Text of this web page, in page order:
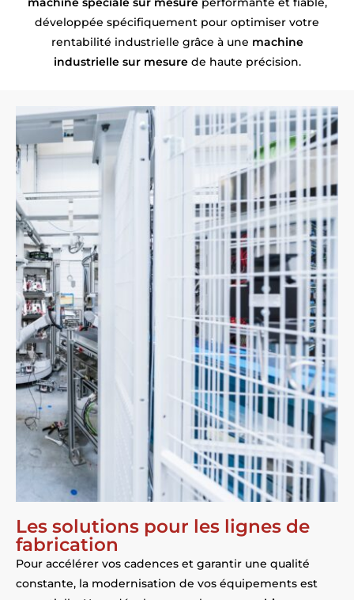
développée spécifiquement pour optimiser votre
rentabilité industrielle grâce à une machine
industrielle sur mesurede haute précision.
Les solutions pour les lignes de
fabrication
Pour accélérer vos cadences et garantir une qualité
constante, la modernisation de vos équipements est